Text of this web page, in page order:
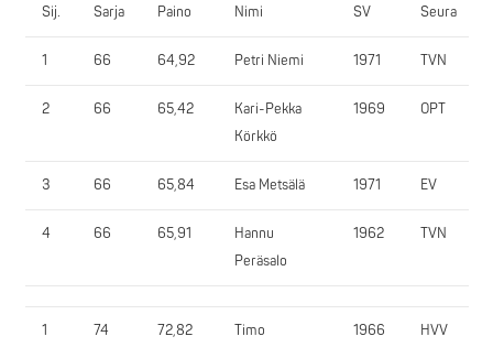
Sij. Sarja Paino Nimi SV Seura
1 66 64,92 Petri Niemi 1971 TVN
2 66 65,42
Kari-Pekka
Körkkö
1969 OPT
3 66 65,84 Esa Metsälä 1971 EV
4 66 65,91
Hannu
Peräsalo
1962 TVN
1 74 72,82
Timo
1966 HVV